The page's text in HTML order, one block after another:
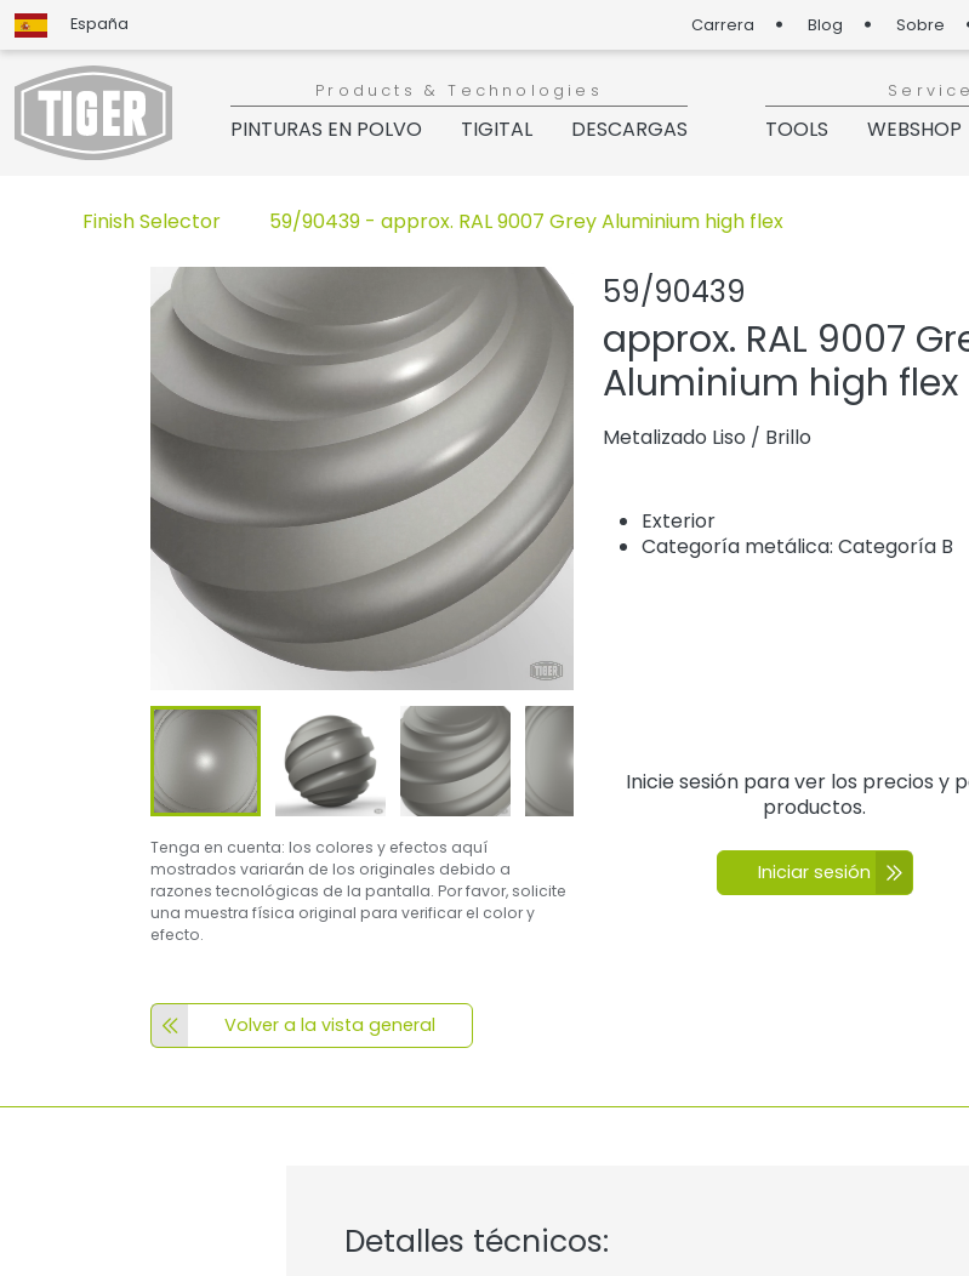
España Carrera Blog Sobre
Products & Technologies
PINTURAS EN POLVO TIGITAL DESCARGAS TOOLS WEBSHOP
Finish Selector 59/90439 - approx. RAL 9007 Grey Aluminium high flex
Tenga en cuenta: los colores y efectos aquí
mostrados variarán de los originales debido a
razones tecnológicas de la pantalla. Por favor, solicite
una muestra física original para verificar el color y
efecto.
Volver a la vista general
59/90439
approx. RAL 9007
Aluminium high flex
Metalizado Liso / Brillo
Exterior
Categoría metálica: Categoría B
Inicie sesión para ver los precios y
productos.
Iniciar sesión
Detalles técnicos: